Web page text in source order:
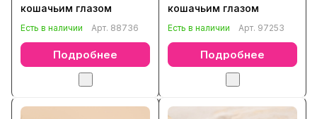
кошачьим глазом
Есть в наличии Арт. 88736
Подробнее
кошачьим глазом
Есть в наличии Арт. 97253
Подробнее